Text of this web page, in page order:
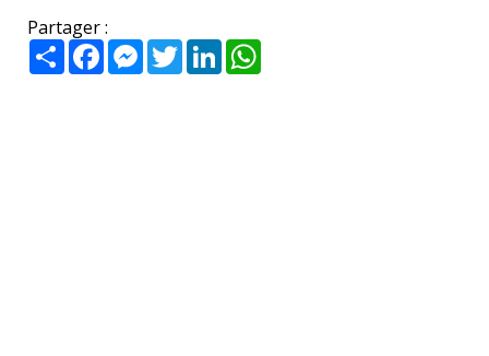
Partager :
PartagerFacebookMessenger
TwitterLinkedIn